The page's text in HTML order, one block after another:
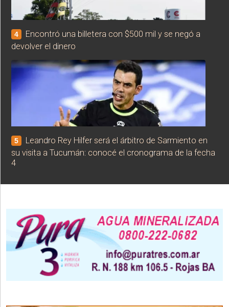
4
Encontró una billetera con $500 mil y se negó a
devolver el dinero
5
Leandro Rey Hilfer será el árbitro de Sarmiento en
su visita a Tucumán: conocé el cronograma de la fecha
4